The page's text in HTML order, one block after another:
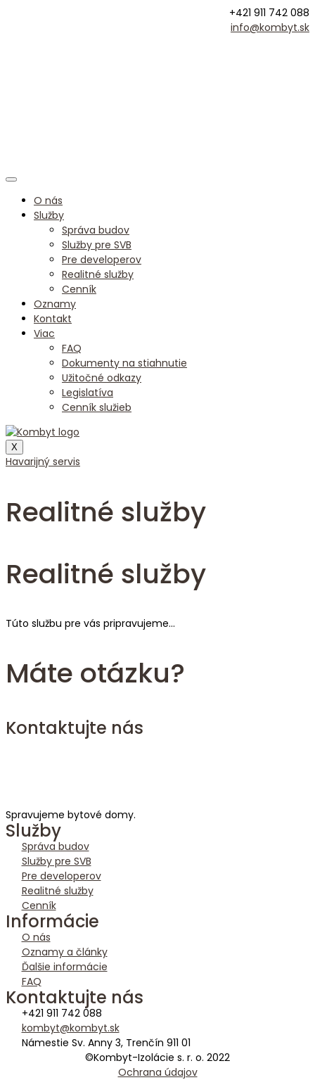
+421 911 742 088
info@kombyt.sk
O nás
Služby
Správa budov
Služby pre SVB
Pre developerov
Realitné služby
Cenník
Oznamy
Kontakt
Viac
FAQ
Dokumenty na stiahnutie
Užitočné odkazy
Legislatíva
Cenník služieb
X
Havarijný servis
Realitné služby
Realitné služby
Túto službu pre vás pripravujeme…
Máte otázku?
Kontaktujte nás
Spravujeme bytové domy.
Služby
Správa budov
Služby pre SVB
Pre developerov
Realitné služby
Cenník
Informácie
O nás
Oznamy a články
Ďalšie informácie
FAQ
Kontaktujte nás
+421 911 742 088
kombyt@kombyt.sk
Námestie Sv. Anny 3, Trenčín 911 01
©Kombyt-Izolácie s. r. o. 2022
Ochrana údajov